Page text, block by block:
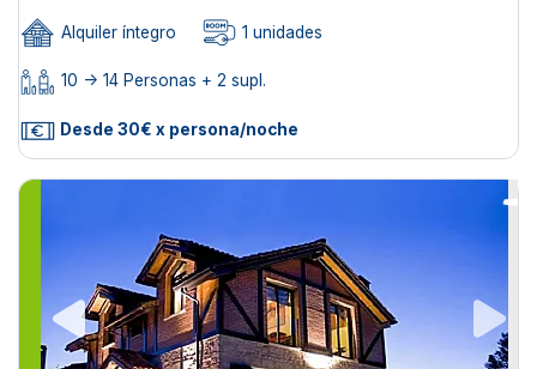
Alquiler íntegro 1 unidades
10 -> 14 Personas + 2 supl.
Desde 30€ x persona/noche